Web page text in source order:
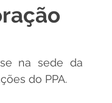
na sede da
do PPA.